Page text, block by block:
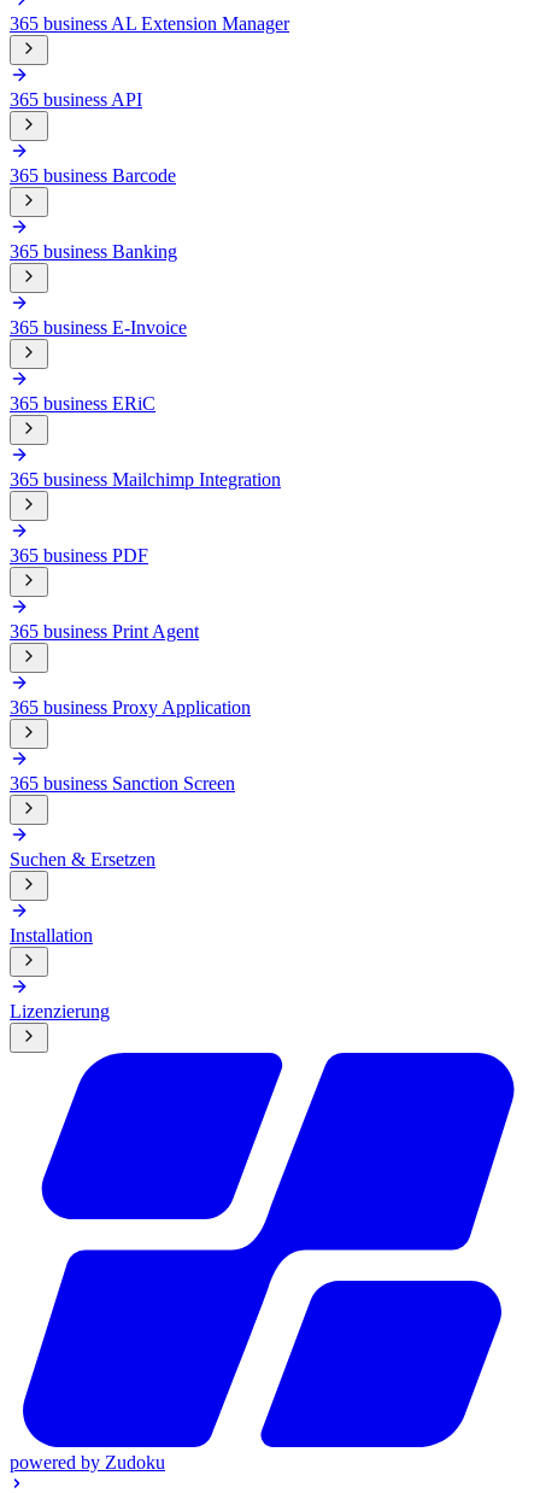
365 business AL Extension Manager
365 business API
365 business Barcode
365 business Banking
365 business E-Invoice
365 business ERiC
365 business Mailchimp Integration
365 business PDF
365 business Print Agent
365 business Proxy Application
365 business Sanction Screen
Suchen & Ersetzen
Installation
Lizenzierung
powered by Zudoku